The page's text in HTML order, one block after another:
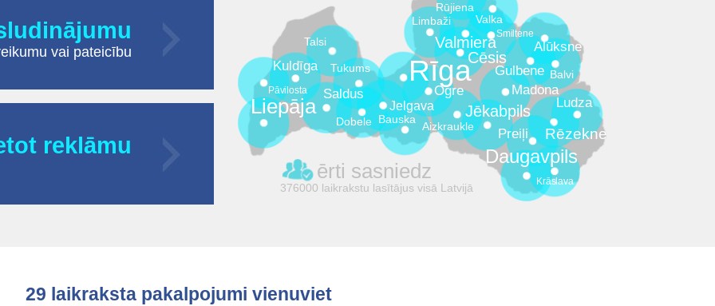
Rīga
Liepāja
Valmiera
Cēsis
Jēkabpils
Rēzekne
Daugavpils
Kuldīga
Saldus
Tukums
Talsi
Bauska
Dobele
Limbaži
Rūjiena
Valka
Smiltene
Pāvilosta Ogre
Aizkraukle
Jelgava
Alūksne
Gulbene
Preiļi
Krāslava
Ludza
Madona
Balvi
ērti sasniedz
376000 laikrakstu lasītājus visā Latvijā
vai pateicību
reklāmu
29 laikraksta pakalpojumi vienuviet